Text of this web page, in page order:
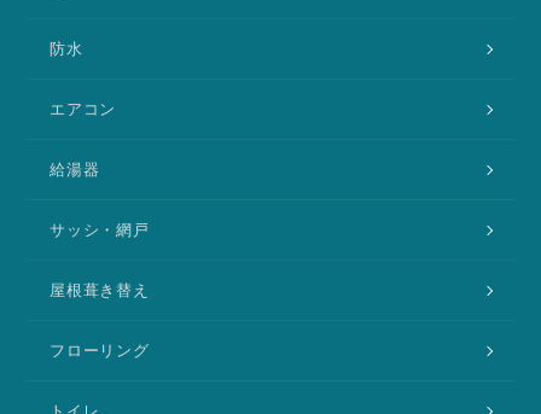
防水
エアコン
給湯器
サッシ・網戸
屋根葺き替え
フローリング